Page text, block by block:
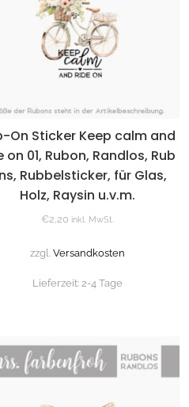
On Sticker Keep calm and
on 01, Rubon, Randlos, Rub
Rubbelsticker, für Glas,
Holz, Raysin u.v.m.
€2,20 inkl. MwSt.
zzgl. Versandkosten
Lieferzeit: 2-4 Tage